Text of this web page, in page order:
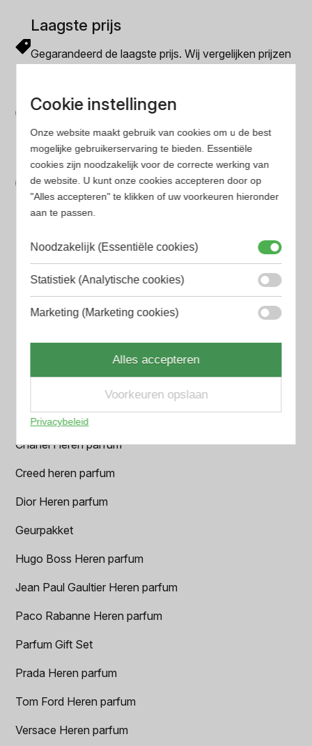
Laagste prijs
Gegarandeerd de laagste prijs. Wij vergelijken prijzen
Gemakkelijk zoeken
parfum met onze geavanceerde zoekfilters
Bespaar tijd en geld
Wij hebben alle prijzen voor je verzameld zodat jij
minder tijd en geld kwijt bent
Populaire herengeuren
Amouage Heren parfum
Aramis Heren parfum
Azzaro Heren parfum
BALR. Heren parfum
BVLGARI Heren parfum
Chanel Heren parfum
Creed heren parfum
Dior Heren parfum
Geurpakket
Hugo Boss Heren parfum
Jean Paul Gaultier Heren parfum
Paco Rabanne Heren parfum
Parfum Gift Set
Prada Heren parfum
Tom Ford Heren parfum
Versace Heren parfum
Cookie instellingen
Onze website maakt gebruik van cookies om u de best
mogelijke gebruikerservaring te bieden. Essentiële
cookies zijn noodzakelijk voor de correcte werking van
de website. U kunt onze cookies accepteren door op
"Alles accepteren" te klikken of uw voorkeuren hieronder
aan te passen.
Noodzakelijk (Essentiële cookies)
Statistiek (Analytische cookies)
Marketing (Marketing cookies)
Alles accepteren
Voorkeuren opslaan
Privacybeleid